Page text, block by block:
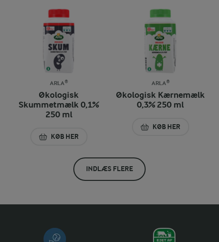
ARLA®
Økologisk
Skummetmælk 0,1%
250 ml
KØB HER
ØKOLOGISK SKUMMETMÆLK 0,1% 250 ML
ARLA®
Økologisk Kærnemælk
0,3% 250 ml
KØB HER
ØKOLOGISK
INDLÆS FLERE